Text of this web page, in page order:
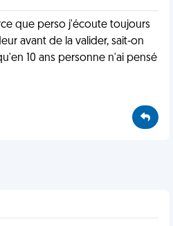
que perso j'écoute toujours
avant de la valider, sait-on
10 ans personne n'ai pensé